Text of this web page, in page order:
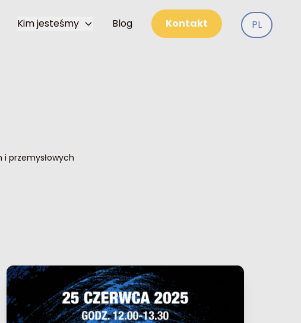
Kim jesteśmy Blog Kontakt PL
i przemysłowych